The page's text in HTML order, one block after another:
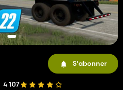
S'abonner
4 107